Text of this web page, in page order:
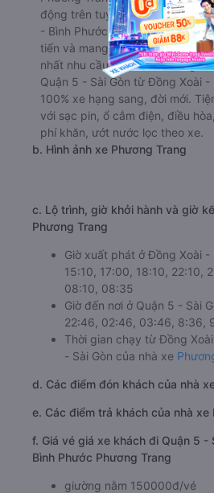
động trên tuyến đường đi Quận
- Bình Phước . Với vị thế hiện
tiến và mang đến các dòng xe
nhất nhu cầu của khách hàng.
Quận 5 - Sài Gòn từ Đồng Xoài
100% xe hạng sang, đời mới.
với sạc pin, ổ cắm điện, điều
phí khăn, ướt nước lọc theo xe.
b. Hình ảnh xe Phương Trang
c. Lộ trình, giờ khởi hành và giờ
Phương Trang
Giờ xuất phát ở Đồng Xoài -
15:10, 17:00, 18:10, 22:10,
08:10, 08:35
Giờ đến nơi ở Quận 5 - Sài
22:46, 02:46, 03:46, 8:36,
Thời gian chạy từ Đồng
- Sài Gòn của nhà xe
d. Các điểm đón khách của nhà
e. Các điểm trả khách của nhà xe
f. Giá vé giá xe khách đi Quận 5 -
Bình Phước Phương Trang
giường nằm 150000đ/vé